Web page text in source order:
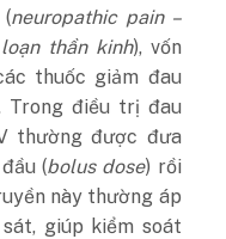
(neuropathic pain –
thần kinh), vốn
thuốc giảm đau
Trong điều trị đau
thường được đưa
(bolus dose) rồi
này thường áp
giúp kiểm soát